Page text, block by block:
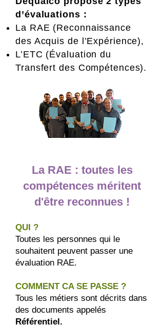
d’évaluations :
La RAE (Reconnaissance
des Acquis de l’Expérience),
L’ETC (Évaluation du
Transfert des Compétences).
La RAE : toutes les
compétences méritent
d'être reconnues !
QUI ?
Toutes les personnes qui le
souhaitent peuvent passer une
évaluation RAE.
COMMENT CA SE PASSE ?
Tous les métiers sont décrits dans
des documents appelés
Référentiel.